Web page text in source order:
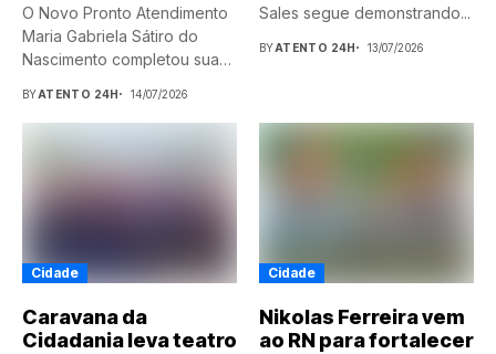
O Novo Pronto Atendimento
Maria Gabriela Sátiro do
Nascimento completou sua
BYATENTO 24H 14/07/2026
Sales segue demonstrando...
BYATENTO 24H 13/07/2026
Cidade
Caravana da
Cidadania leva teatro
Cidade
Nikolas Ferreira vem
ao RN para fortalecer